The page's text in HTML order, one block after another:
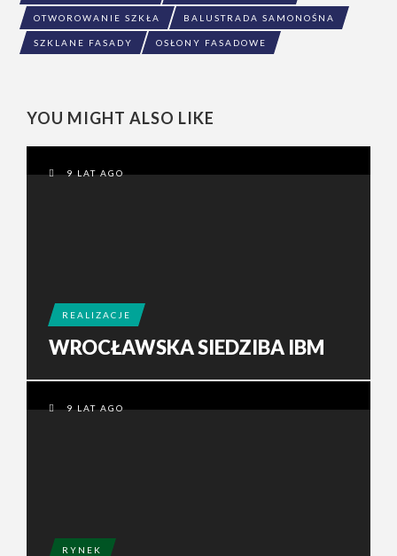
OTWOROWANIE SZKŁA BALUSTRADA SAMONOŚNA
SZKLANE FASADY OSŁONY FASADOWE
YOU MIGHT ALSO LIKE
9 LAT AGO
REALIZACJE
WROCŁAWSKA SIEDZIBA IBM
9 LAT AGO
RYNEK